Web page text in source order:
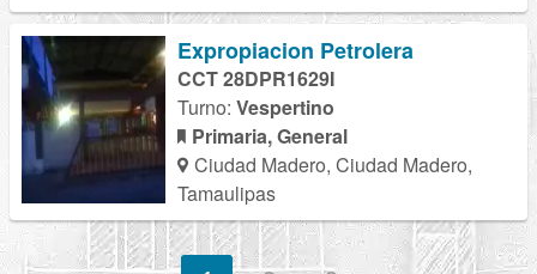
Expropiacion Petrolera
CCT 28DPR1629I
Turno: Vespertino
Primaria, General
Ciudad Madero, Ciudad Madero,
Tamaulipas